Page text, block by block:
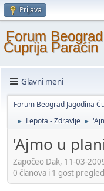
Prijava
Forum
Ćuprija Paraćin
Glavni meni
Forum Beograd Jagodina
► Lepota - Zdravlje ►
'Ajmo u
Započeo Dak, 11-03-
0 članova i 1 gost